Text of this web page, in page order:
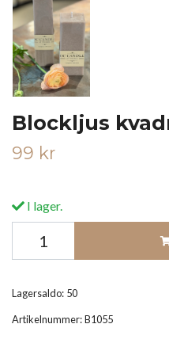
Blockljus
99 kr
I lager.
Lagersaldo: 50
Artikelnummer:B1055